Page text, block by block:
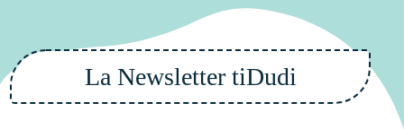
La Newsletter tiDudi